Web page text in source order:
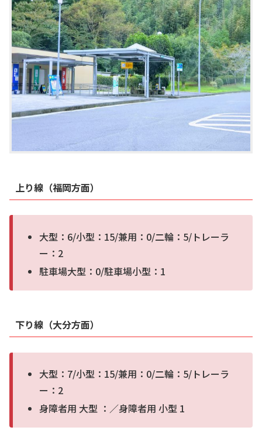
上り線（福岡方面）
大型：6/小型：15/兼用：0/二輪：5/トレーラ
ー：2
駐車場大型：0/駐車場小型：1
下り線（大分方面）
大型：7/小型：15/兼用：0/二輪：5/トレーラ
ー：2
身障者用 大型 ：／身障者用 小型 1